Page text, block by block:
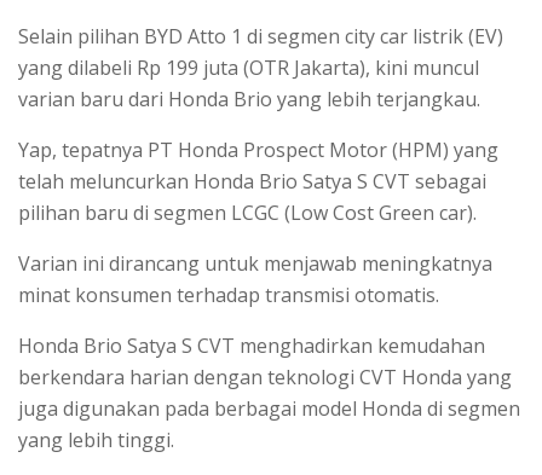
Selain pilihan BYD Atto 1 di segmen city car listrik (EV)
yang dilabeli Rp 199 juta (OTR Jakarta), kini muncul
varian baru dari Honda Brio yang lebih terjangkau.
Yap, tepatnya PT Honda Prospect Motor (HPM) yang
telah meluncurkan Honda Brio Satya S CVT sebagai
pilihan baru di segmen LCGC (Low Cost Green car).
Varian ini dirancang untuk menjawab meningkatnya
minat konsumen terhadap transmisi otomatis.
Honda Brio Satya S CVT menghadirkan kemudahan
berkendara harian dengan teknologi CVT Honda yang
juga digunakan pada berbagai model Honda di segmen
yang lebih tinggi.